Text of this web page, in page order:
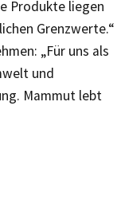
Produkte liegen
Grenzwerte.“
„Für uns als
und
Mammut lebt